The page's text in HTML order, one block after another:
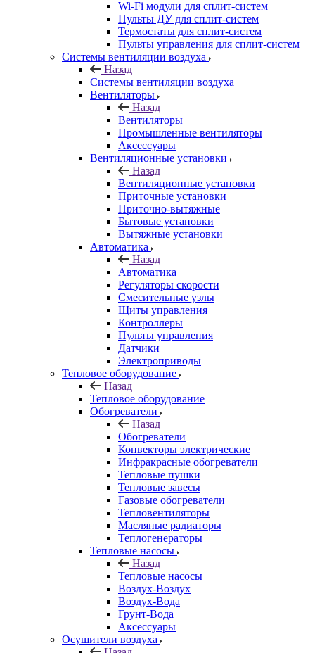
Wi-Fi модули для сплит-систем
Пульты ДУ для сплит-систем
Термостаты для сплит-систем
Пульты управления для сплит-систем
Системы вентиляции воздуха
Назад
Системы вентиляции воздуха
Вентиляторы
Назад
Вентиляторы
Промышленные вентиляторы
Аксессуары
Вентиляционные установки
Назад
Вентиляционные установки
Приточные установки
Приточно-вытяжные
Бытовые установки
Вытяжные установки
Автоматика
Назад
Автоматика
Регуляторы скорости
Смесительные узлы
Щиты управления
Контроллеры
Пульты управления
Датчики
Электроприводы
Тепловое оборудование
Назад
Тепловое оборудование
Обогреватели
Назад
Обогреватели
Конвекторы электрические
Инфракрасные обогреватели
Тепловые пушки
Тепловые завесы
Газовые обогреватели
Тепловентиляторы
Масляные радиаторы
Теплогенераторы
Тепловые насосы
Назад
Тепловые насосы
Воздух-Воздух
Воздух-Вода
Грунт-Вода
Аксессуары
Осушители воздуха